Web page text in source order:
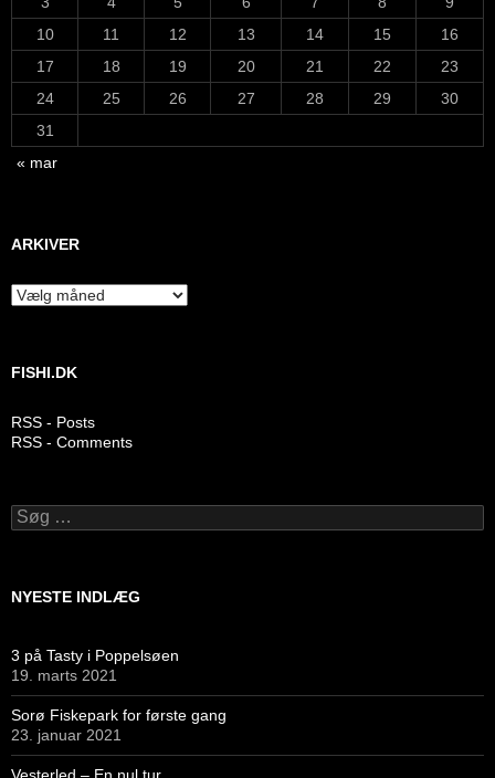
10
11 12 13 14 15
16
17
18 19 20 21 22
23
24
25 26 27 28 29
30
31
« mar
ARKIVER
Arkiver
FISHI.DK
RSS - Posts
RSS - Comments
Søg
efter:
NYESTE INDLÆG
3 på Tasty i Poppelsøen
19. marts 2021
Sorø Fiskepark for første gang
23. januar 2021
Vesterled – En nul tur